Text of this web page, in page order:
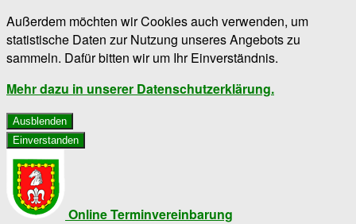
Außerdem möchten wir Cookies auch verwenden, um
statistische Daten zur Nutzung unseres Angebots zu
sammeln. Dafür bitten wir um Ihr Einverständnis.
Mehr dazu in unserer Datenschutzerklärung.
Ausblenden
Einverstanden
Online Terminvereinbarung